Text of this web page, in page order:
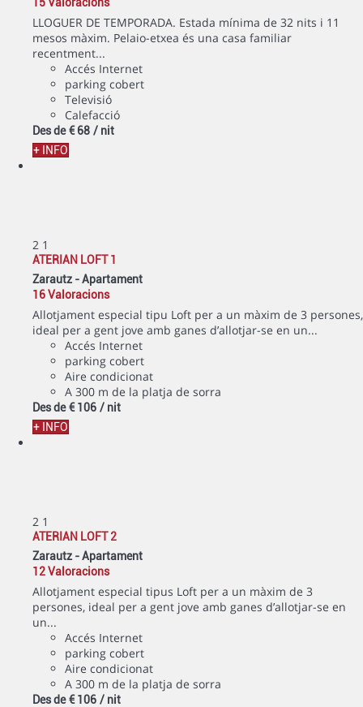
LLOGUER DE TEMPORADA. Estada mínima de 32 nits i 11
mesos màxim. Pelaio-etxea és una casa familiar
recentment...
Accés Internet
parking cobert
Televisió
Calefacció
Des de € 68 / nit
+ INFO
2 1
ATERIAN LOFT 1
Zarautz -Apartament
16 Valoracions
Allotjament especial tipu Loft per a un màxim de 3 persones,
ideal per a gent jove amb ganes d’allotjar-se en un...
Accés Internet
parking cobert
Aire condicionat
A 300 m de la platja de sorra
Des de € 106 / nit
+ INFO
2 1
ATERIAN LOFT 2
Zarautz -Apartament
12 Valoracions
Allotjament especial tipus Loft per a un màxim de 3
persones, ideal per a gent jove amb ganes d’allotjar-se en
un...
Accés Internet
parking cobert
Aire condicionat
A 300 m de la platja de sorra
Des de € 106 / nit